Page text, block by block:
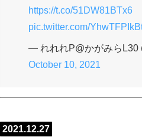
https://t.co/51DW81BTx6
pic.twitter.com/
— れれれP@かがみらL30
October 10, 2021
2021.12.27